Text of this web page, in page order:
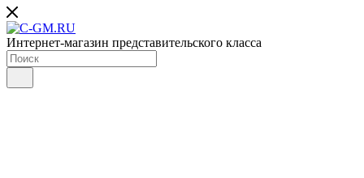
Интернет-магазин представительского класса